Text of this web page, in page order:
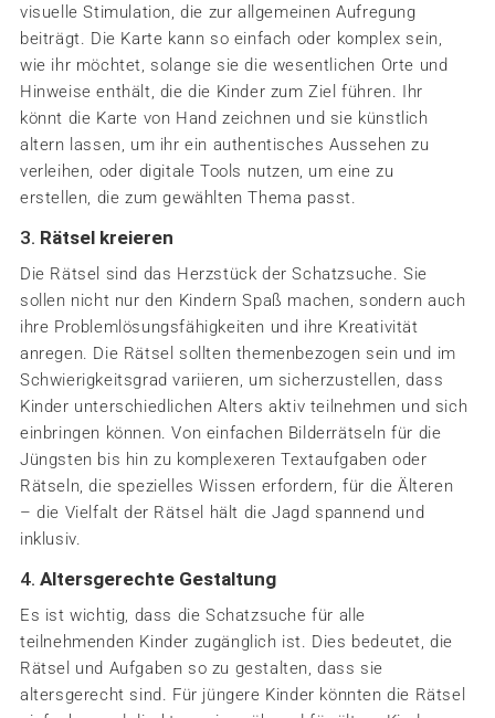
visuelle Stimulation, die zur allgemeinen Aufregung
beiträgt. Die Karte kann so einfach oder komplex sein,
wie ihr möchtet, solange sie die wesentlichen Orte und
Hinweise enthält, die die Kinder zum Ziel führen. Ihr
könnt die Karte von Hand zeichnen und sie künstlich
altern lassen, um ihr ein authentisches Aussehen zu
verleihen, oder digitale Tools nutzen, um eine zu
erstellen, die zum gewählten Thema passt.
3. Rätsel kreieren
Die Rätsel sind das Herzstück der Schatzsuche. Sie
sollen nicht nur den Kindern Spaß machen, sondern auch
ihre Problemlösungsfähigkeiten und ihre Kreativität
anregen. Die Rätsel sollten themenbezogen sein und im
Schwierigkeitsgrad variieren, um sicherzustellen, dass
Kinder unterschiedlichen Alters aktiv teilnehmen und sich
einbringen können. Von einfachen Bilderrätseln für die
Jüngsten bis hin zu komplexeren Textaufgaben oder
Rätseln, die spezielles Wissen erfordern, für die Älteren
– die Vielfalt der Rätsel hält die Jagd spannend und
inklusiv.
4. Altersgerechte Gestaltung
Es ist wichtig, dass die Schatzsuche für alle
teilnehmenden Kinder zugänglich ist. Dies bedeutet, die
Rätsel und Aufgaben so zu gestalten, dass sie
altersgerecht sind. Für jüngere Kinder könnten die Rätsel